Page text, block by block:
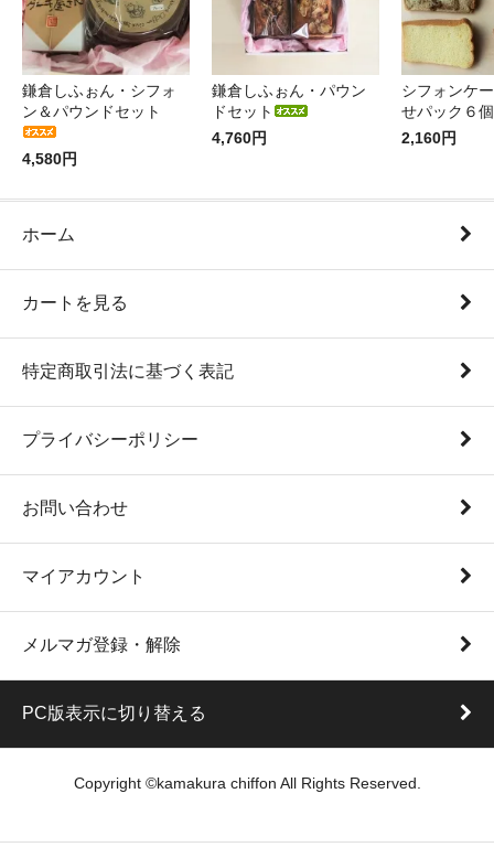
鎌倉しふぉん・シフォ
ン＆パウンドセット
4,580円
鎌倉しふぉん・パウン
ドセット
4,760円
シフォンケ
せパック６
2,160円
ホーム
カートを見る
特定商取引法に基づく表記
プライバシーポリシー
お問い合わせ
マイアカウント
メルマガ登録・解除
PC版表示に切り替える
Copyright ©kamakura chiffon All Rights Reserved.